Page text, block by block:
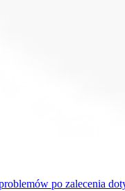
po zalecenia